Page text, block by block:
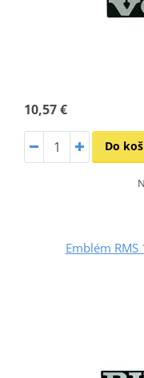
10,57 €
Do
Emblém